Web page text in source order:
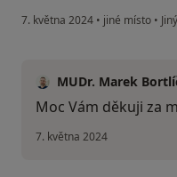
7. května 2024 • jiné místo • Jiný
MUDr. Marek
Moc Vám děkuji za
7. května 2024